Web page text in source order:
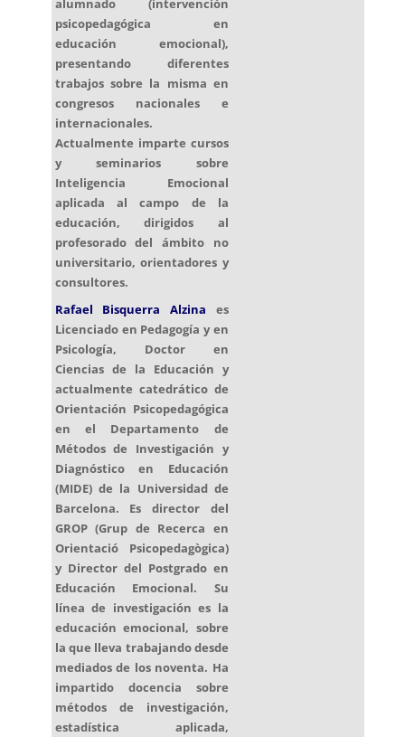
alumnado (intervención
psicopedagógica en
educación emocional),
presentando diferentes
trabajos sobre la misma en
congresos nacionales e
internacionales.
Actualmente imparte cursos
y seminarios sobre
Inteligencia Emocional
aplicada al campo de la
educación, dirigidos al
profesorado del ámbito no
universitario, orientadores y
consultores.
Rafael Bisquerra Alzina es
Licenciado en Pedagogía y en
Psicología, Doctor en
Ciencias de la Educación y
actualmente catedrático de
Orientación Psicopedagógica
en el Departamento de
Métodos de Investigación y
Diagnóstico en Educación
(MIDE) de la Universidad de
Barcelona. Es director del
GROP (Grup de Recerca en
Orientació Psicopedagògica)
y Director del Postgrado en
Educación Emocional. Su
línea de investigación es la
educación emocional, sobre
la que lleva trabajando desde
mediados de los noventa. Ha
impartido docencia sobre
métodos de investigación,
estadística aplicada,